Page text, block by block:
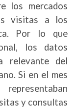
los mercados
visitas a los
Por lo que
los datos
relevante del
Si en el mes
y consultas